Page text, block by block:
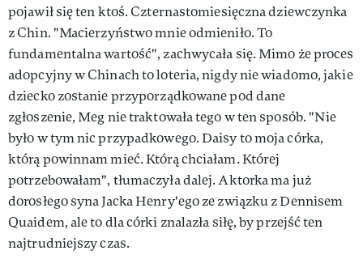
pojawił się ten ktoś. Czternastomiesięczna dziewczynka
z Chin. "Macierzyństwo mnie odmieniło. To
fundamentalna wartość", zachwycała się. Mimo że proces
adopcyjny w Chinach to loteria, nigdy nie wiadomo, jakie
dziecko zostanie przyporządkowane pod dane
zgłoszenie, Meg nie traktowała tego w ten sposób. "Nie
było w tym nic przypadkowego. Daisy to moja córka,
którą powinnam mieć. Którą chciałam. Której
potrzebowałam", tłumaczyła dalej. Aktorka ma już
dorosłego syna Jacka Henry'ego ze związku z Dennisem
Quaidem, ale to dla córki znalazła siłę, by przejść ten
najtrudniejszy czas.